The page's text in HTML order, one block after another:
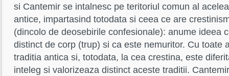
si Cantemir se intalnesc pe teritoriul comun al
antice, impartasind totodata si ceea ce are
(dincolo de deosebirile confesionale): anume ideea
distinct de corp (trup) si ca este nemuritor. Cu toate
traditia antica si, totodata, la cea crestina, este
inteleg si valorizeaza distinct aceste traditii.